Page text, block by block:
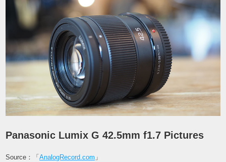
Panasonic Lumix G 42.5mm f1.7 Pictures
Source：「AnalogRecord.com 」